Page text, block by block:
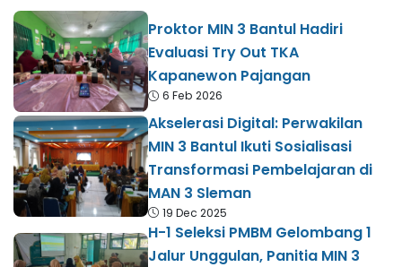
Proktor MIN 3 Bantul Hadiri
Evaluasi Try Out TKA
Kapanewon Pajangan
6 Feb 2026
Akselerasi Digital: Perwakilan
MIN 3 Bantul Ikuti Sosialisasi
Transformasi Pembelajaran di
MAN 3 Sleman
19 Dec 2025
H-1 Seleksi PMBM Gelombang 1
Jalur Unggulan, Panitia MIN 3